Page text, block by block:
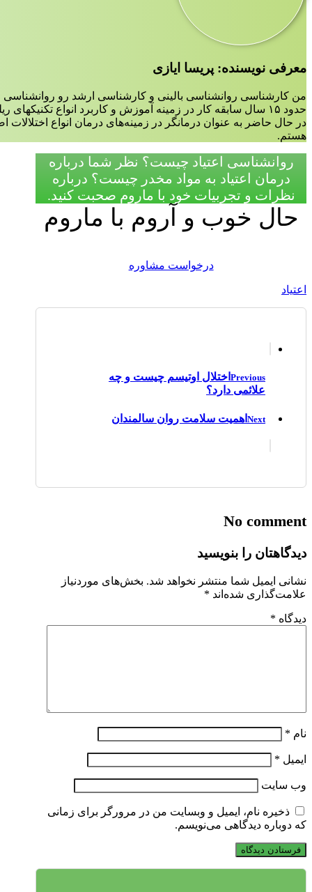
معرفی نویسنده: پریسا ایازی
من کارشناسی روانشناسی بالینی و کارشناسی ارشد رو
حدود ۱۵ سال سابقه کار در زمینه آموزش و کاربرد انواع تکنیکهای ریلکسیشن،مدیتیشن و مایندفولنس دارم.
در حال حاضر به عنوان درمانگر در زمینه‌‌های درمان انواع
هستم.
روانشناسی اعتیاد چیست؟ نظر شما درباره
درمان اعتیاد به مواد مخدر چیست؟ درباره
نظرات و تجربیات خود با ماروم صحبت کنید.
حال خوب و آروم با ماروم
درخواست مشاوره
اعتیاد
Previous اختلال اوتیسم چیست و چه
علائمی دارد؟
Next اهمیت سلامت روان سالمندان
No comment
دیدگاهتان را بنویسید
نشانی ایمیل شما منتشر نخواهد شد. بخش‌های موردنیاز
علامت‌گذاری شده‌اند *
دیدگاه *
نام *
ایمیل *
وب‌ سایت
ذخیره نام، ایمیل و وبسایت من در مرورگر برای زمانی
که دوباره دیدگاهی می‌نویسم.